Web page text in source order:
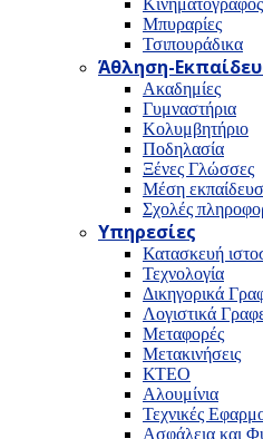
Κινηματογράφος
Μπυραρίες
Τσιπουράδικα
Άθληση-
Ακαδημίες
Γυμναστήρια
Κολυμβητήριο
Ποδηλασία
Ξένες Γλώσσες
Μέση
Σχολές
Υπηρεσίες
Κατασκευή
Τεχνολογία
Δικηγορικά
Λογιστικά
Μεταφορές
Μετακινήσεις
ΚΤΕΟ
Αλουμίνια
Τεχνικές
Ασφάλεια και